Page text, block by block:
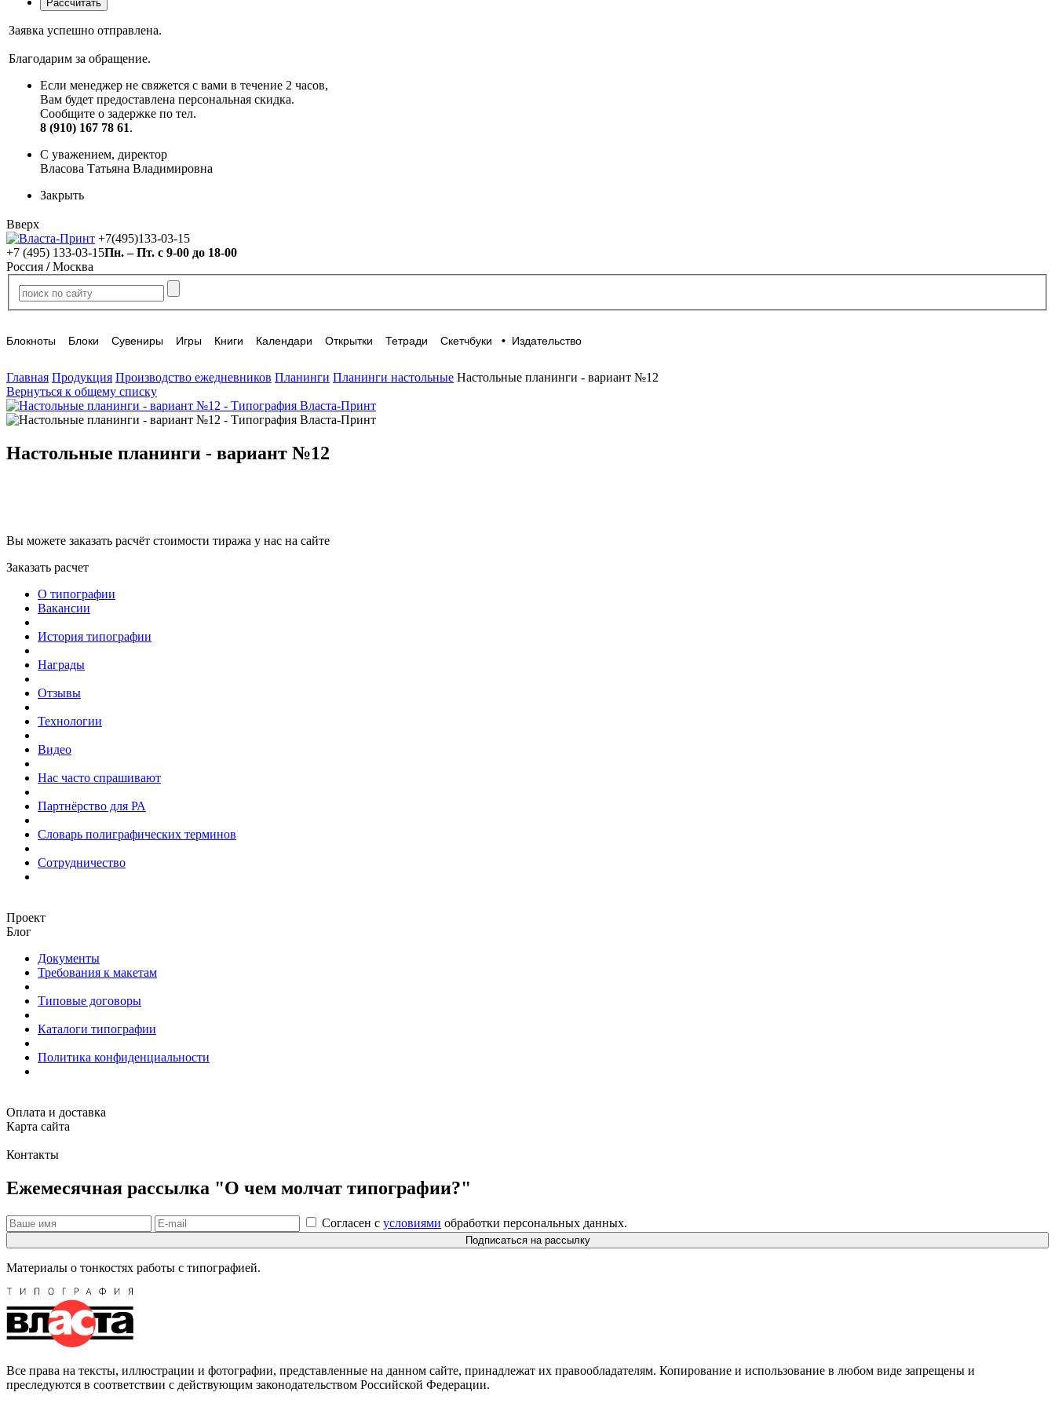
Заявка успешно отправлена.
Благодарим за обращение.
Если менеджер не свяжется с вами в течение 2 часов,
Вам будет предоставлена персональная скидка.
Сообщите о задержке по тел.
8 (910) 167 78 61.
С уважением, директор
Власова Татьяна Владимировна
Закрыть
Вверх
+7(495)133-03-15
+7 (495) 133-03-15Пн. – Пт. с 9-00 до 18-00
Россия / Москва
Блокноты Блоки Сувениры Игры Книги Календари Открытки Тетради Скетчбуки • Издательство
Главная Продукция Производство ежедневников Планинги Планинги настольные Настольные планинги - вариант №12
Вернуться к общему списку
Настольные планинги - вариант №12
Вы можете заказать расчёт стоимости тиража у нас на сайте
Заказать расчет
О типографии
Вакансии
История типографии
Награды
Отзывы
Технологии
Видео
Нас часто спрашивают
Партнёрство для РА
Словарь полиграфических терминов
Сотрудничество
Проект
Блог
Документы
Требования к макетам
Типовые договоры
Каталоги типографии
Политика конфиденциальности
Оплата и доставка
Карта сайта
Контакты
Ежемесячная рассылка "О чем молчат типографии?"
Согласен с условиями обработки персональных данных.
Подписаться на рассылку
Материалы о тонкостях работы с типографией.
Все права на тексты, иллюстрации и фотографии, представленные на данном сайте, принадлежат их правообладателям. Копирование и использование в любом виде запрещены и
преследуются в соответствии с действующим законодательством Российской Федерации.